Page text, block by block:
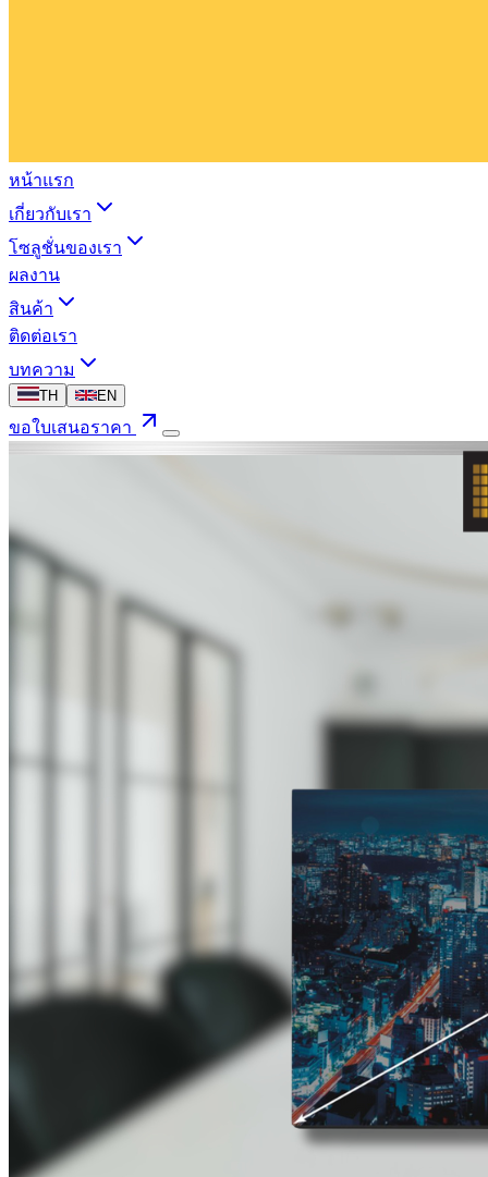
หน้าแรก
เกี่ยวกับเรา
โซลูชั่นของเรา
ผลงาน
สินค้า
ติดต่อเรา
บทความ
TH EN
ขอใบเสนอราคา